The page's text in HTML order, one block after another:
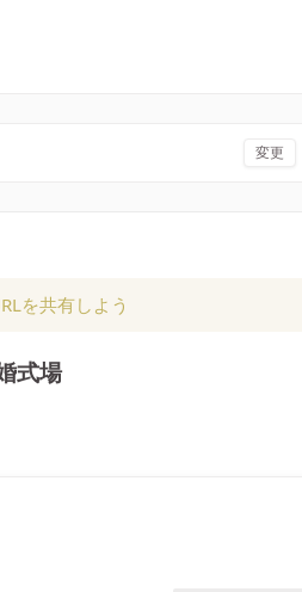
変更
を共有しよう
式場